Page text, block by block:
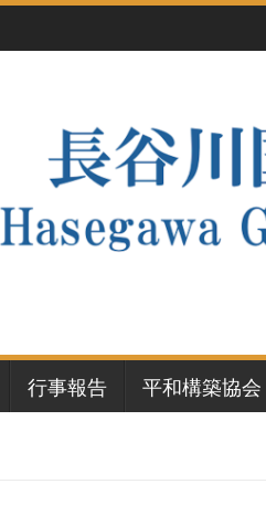
行事報告 平和構築協会